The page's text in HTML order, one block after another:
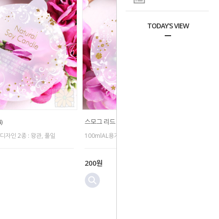
TODAY'S VIEW
자인 2종 : 왕관, 풀잎
스모그 리드 (6.4)
100mlAL용기용 / 디자인 2종 : 왕관, 풀잎
200원